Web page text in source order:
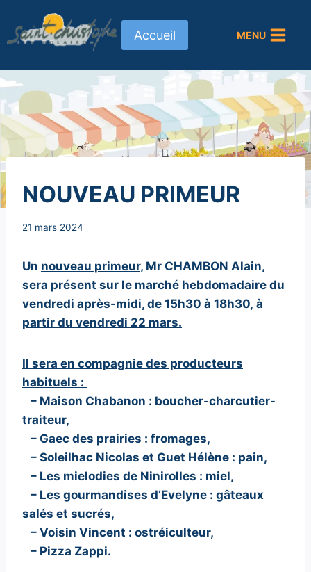
contenu
Accueil MENU
NON
CLASSÉ
NOUVEAU PRIMEUR
Par
21 mars 2024
Un nouveau primeur, Mr CHAMBON Alain,
sera présent sur le marché hebdomadaire du
vendredi après-midi, de 15h30 à 18h30, à
partir du vendredi 22 mars.
Il sera en compagnie des producteurs
habituels :
– Maison Chabanon : boucher-charcutier-
traiteur,
– Gaec des prairies : fromages,
– Soleilhac Nicolas et Guet Hélène : pain,
– Les mielodies de Ninirolles : miel,
– Les gourmandises d’Evelyne : gâteaux
salés et sucrés,
– Voisin Vincent : ostréiculteur,
– Pizza Zappi.